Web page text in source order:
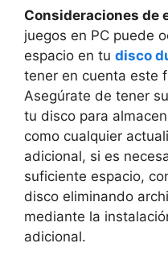
Consideraciones⁤ de
juegos en‍ PC puede
‌espacio‍ en tu disco
tener en cuenta este
Asegúrate‌ de tener
tu disco para
como cualquier
‍adicional, ⁢si es
suficiente espacio,
‌disco eliminando
mediante la‌
adicional.